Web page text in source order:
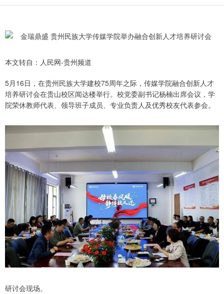
本文转自：人民网-贵州频道
5月16日，在贵州民族大学建校75周年之际，传媒学院融合创新人才
培养研讨会在贵山校区闻达楼举行。校党委副书记杨楠出席会议，学
院荣休教师代表、领导班子成员、专业负责人及优秀校友代表参会。
研讨会现场。